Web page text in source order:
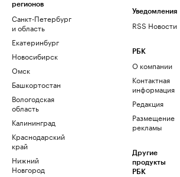
регионов
Санкт-Петербург
и область
Екатеринбург
Новосибирск
Омск
Башкортостан
Вологодская
область
Калининград
Краснодарский
край
Нижний
Новгород
Уведомления
RSS Новости
РБК
О компании
Контактная
информация
Редакция
Размещение
рекламы
Другие
продукты
РБК